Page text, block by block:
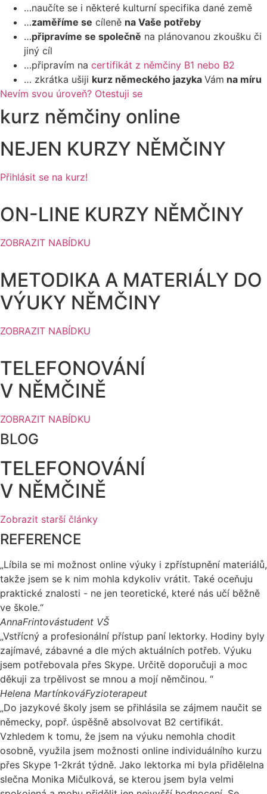
…naučíte se i některé kulturní specifika dané země
…zaměříme se cíleně na Vaše potřeby
…připravíme se společně na plánovanou zkoušku či
jiný cíl
…připravím na certifikát z němčiny B1 nebo B2
… zkrátka ušiji kurz německého jazyka Vám na míru
Nevím svou úroveň? Otestuji se
kurz němčiny online
NEJEN KURZY NĚMČINY
Přihlásit se na kurz!
ON-LINE KURZY NĚMČINY
ZOBRAZIT NABÍDKU
METODIKA A MATERIÁLY DO
VÝUKY NĚMČINY
ZOBRAZIT NABÍDKU
TELEFONOVÁNÍ
V NĚMČINĚ
ZOBRAZIT NABÍDKU
BLOG
TELEFONOVÁNÍ
V NĚMČINĚ
Zobrazit starší články
REFERENCE
„Líbila se mi možnost online výuky i zpřístupnění materiálů,
takže jsem se k nim mohla kdykoliv vrátit. Také oceňuju
praktické znalosti - ne jen teoretické, které nás učí běžně
ve škole.“
AnnaFrintovástudent VŠ
„Vstřícný a profesionální přístup paní lektorky. Hodiny byly
zajímavé, zábavné a dle mých aktuálních potřeb. Výuku
jsem potřebovala přes Skype. Určitě doporučuji a moc
děkuji za trpělivost se mnou a mojí němčinou. “
Helena MartínkováFyzioterapeut
„Do jazykové školy jsem se přihlásila se zájmem naučit se
německy, popř. úspěšně absolvovat B2 certifikát.
Vzhledem k tomu, že jsem na výuku nemohla chodit
osobně, využila jsem možnosti online individuálního kurzu
přes Skype 1-2krát týdně. Jako lektorka mi byla přidělelna
slečna Monika Mičulková, se kterou jsem byla velmi